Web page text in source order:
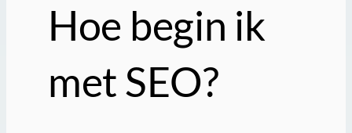
Hoe begin ik
met SEO?